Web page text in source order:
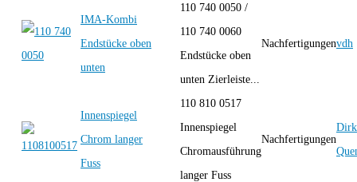
IMA-Kombi
Endstücke oben
unten
110 740 0050 /
110 740 0060
Endstücke oben
unten Zierleiste...
Nachfertigungenvdh
Innenspiegel
Chrom langer
Fuss
110 810 0517
Innenspiegel
Chromausführung
langer Fuss
Nachfertigungen
Dirk